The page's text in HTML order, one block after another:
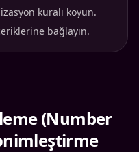
kuralı koyun.
bağlayın.
(Number